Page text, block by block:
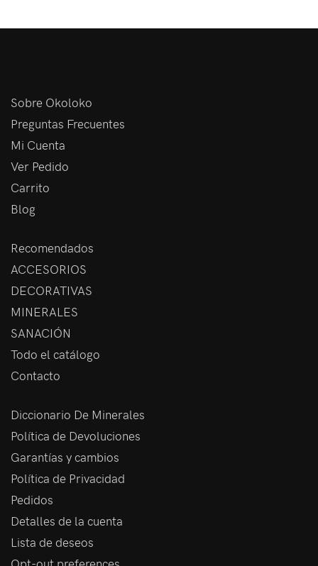
Sobre Okoloko
Preguntas Frecuentes
Mi Cuenta
Ver Pedido
Carrito
Blog
Recomendados
ACCESORIOS
DECORATIVAS
MINERALES
SANACIÓN
Todo el catálogo
Contacto
Diccionario De Minerales
Política de Devoluciones
Garantías y cambios
Política de Privacidad
Pedidos
Detalles de la cuenta
Lista de deseos